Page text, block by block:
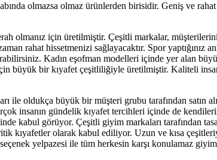
olmazsa olmaz ürünlerden birisidir. Geniş ve
olmanız için üretilmiştir. Çeşitli markalar,
hissetmenizi sağlayacaktır. Spor yaptığınız
Kadın eşofman modelleri içinde yer alan
büyük bir kıyafet çeşitliliğiyle üretilmiştir. Kaliteli
oldukça büyük bir müşteri grubu tarafından satın
insanın gündelik kıyafet tercihleri içinde de
kabul görüyor. Çeşitli giyim markaları tarafından
kıyafetler olarak kabul ediliyor. Uzun ve kısa
yelpazesi ile tüm herkesin karşı konulamaz